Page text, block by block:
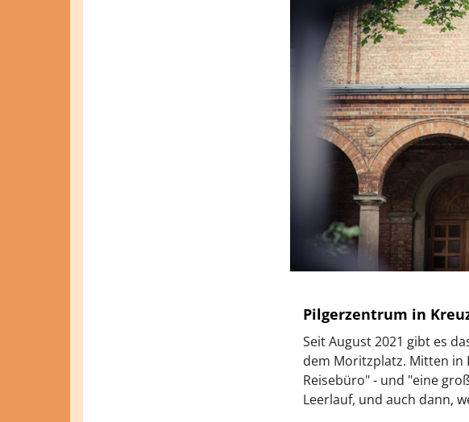
Pilgerzentrum in
Seit August 2021 gibt es
dem Moritzplatz. Mitten in
Reisebüro" - und "eine
Leerlauf, und auch dann,